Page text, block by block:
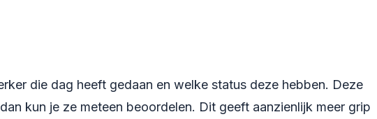
die dag heeft gedaan en welke status deze hebben. Deze
kun je ze meteen beoordelen. Dit geeft aanzienlijk meer grip